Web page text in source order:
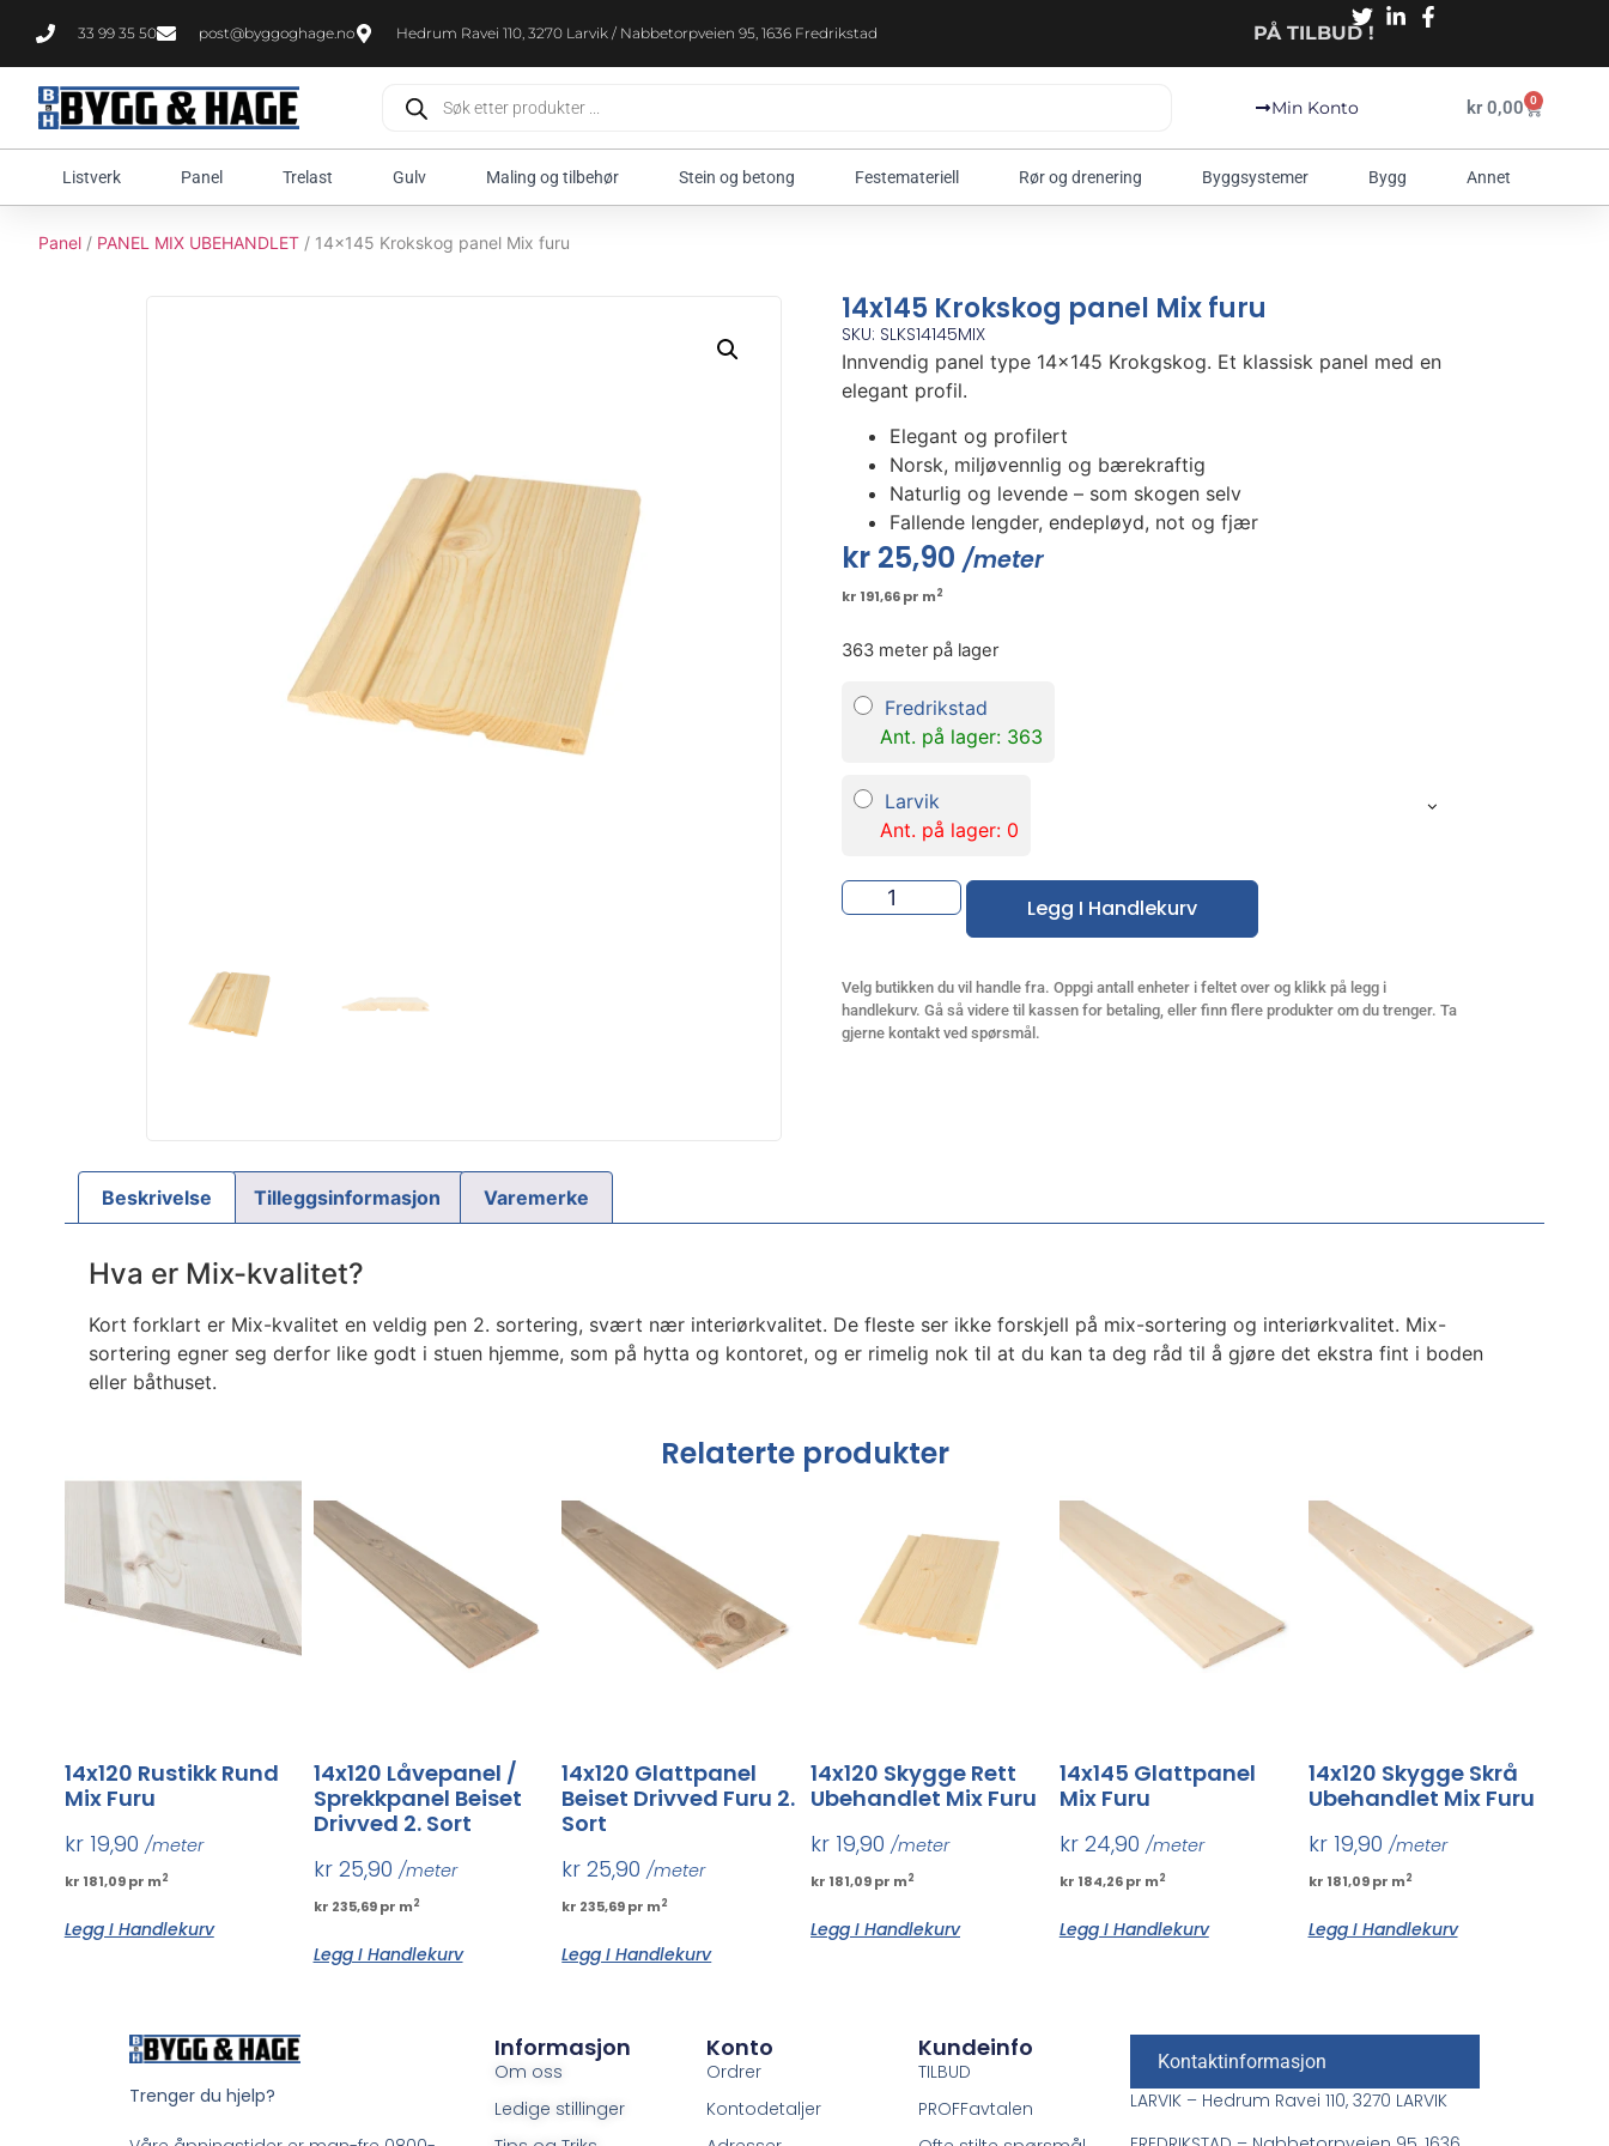
33 99 35 50 post@byggoghage.no Hedrum Ravei 110, 3270 Larvik / Nabbetorpveien 95, 1636 Fredrikstad PÅ TILBUD !
Min Konto kr0,00 0
Listverk Panel Trelast Gulv Maling og tilbehør Stein og betong Festemateriell Rør og drenering Byggsystemer Bygg Annet
Panel / PANEL MIX UBEHANDLET / 14x145 Krokskog panel Mix furu
14x145 Krokskog panel Mix furu
SKU: SLKS14145MIX
Innvendig panel type 14×145 Krokgskog. Et klassisk panel med en
elegant profil.
Elegant og profilert
Norsk, miljøvennlig og bærekraftig
Naturlig og levende – som skogen selv
Fallende lengder, endepløyd, not og fjær
kr25,90 /meter
kr 191,66 pr m2
363 meter på lager
Fredrikstad
Ant. på lager: 363
Larvik
Ant. på lager: 0
Legg I Handlekurv
Velg butikken du vil handle fra. Oppgi antall enheter i feltet over og klikk på legg i
handlekurv. Gå så videre til kassen for betaling, eller finn flere produkter om du trenger. Ta
gjerne kontakt ved spørsmål.
Beskrivelse Tilleggsinformasjon Varemerke
Hva er Mix-kvalitet?
Kort forklart er Mix-kvalitet en veldig pen 2. sortering, svært nær interiørkvalitet. De fleste ser ikke forskjell på mix-sortering og interiørkvalitet. Mix-
sortering egner seg derfor like godt i stuen hjemme, som på hytta og kontoret, og er rimelig nok til at du kan ta deg råd til å gjøre det ekstra fint i boden
eller båthuset.
Relaterte produkter
14x120 Rustikk Rund
Mix Furu
kr19,90 /meter
kr 181,09 pr m2
Legg I Handlekurv
14x120 Låvepanel /
Sprekkpanel Beiset
Drivved 2. Sort
kr25,90 /meter
kr 235,69 pr m2
Legg I Handlekurv
14x120 Glattpanel
Beiset Drivved Furu 2.
Sort
kr 25,90 /meter
kr 235,69 pr m2
Legg I Handlekurv
14x120 Skygge Rett
Ubehandlet Mix Furu
kr 19,90 /meter
kr 181,09 pr m2
Legg I Handlekurv
14x145 Glattpanel
Mix Furu
kr24,90 /meter
kr 184,26 pr m2
Legg I Handlekurv
14x120 Skygge Skrå
Ubehandlet Mix Furu
kr19,90 /meter
kr 181,09 pr m2
Legg I Handlekurv
Trenger du hjelp?
Informasjon
Om oss
Ledige stillinger
Konto
Ordrer
Kontodetaljer
Kundeinfo
TILBUD
PROFFavtalen
Kontaktinformasjon
LARVIK – Hedrum Ravei 110, 3270 LARVIK